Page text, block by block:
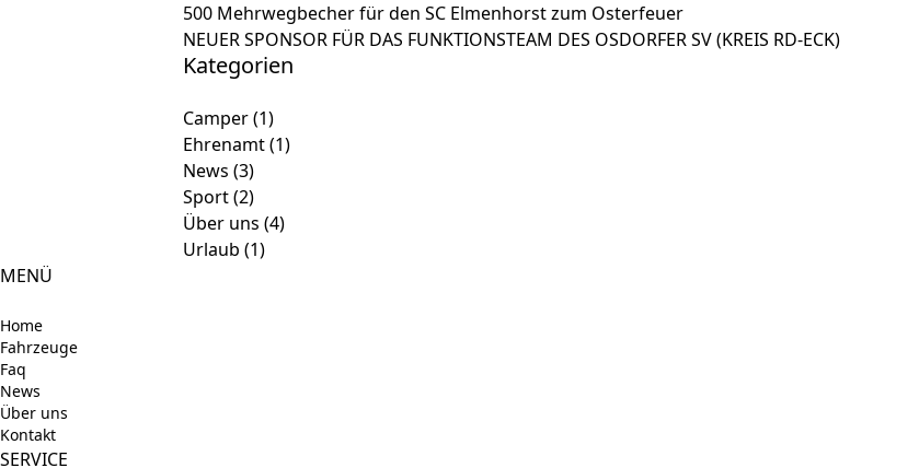
500 Mehrwegbecher für den SC Elmenhorst zum Osterfeuer
NEUER SPONSOR FÜR DAS FUNKTIONSTEAM DES OSDORFER SV (KREIS RD-ECK)
Kategorien
Camper(1)
Ehrenamt(1)
News (3)
Sport(2)
Über uns (4)
Urlaub (1)
MENÜ
Home
Fahrzeuge
Faq
News
Über uns
Kontakt
SERVICE